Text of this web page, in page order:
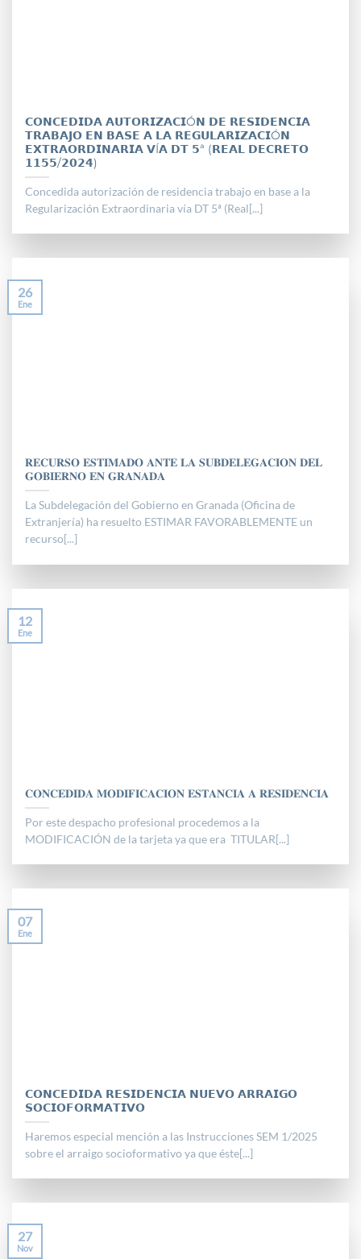
𝗖𝗢𝗡𝗖𝗘𝗗𝗜𝗗𝗔 𝗔𝗨𝗧𝗢𝗥𝗜𝗭𝗔𝗖𝗜Ó𝗡 𝗗𝗘 𝗥𝗘𝗦𝗜𝗗𝗘𝗡𝗖𝗜𝗔
𝗧𝗥𝗔𝗕𝗔𝗝𝗢 𝗘𝗡 𝗕𝗔𝗦𝗘 𝗔 𝗟𝗔 𝗥𝗘𝗚𝗨𝗟𝗔𝗥𝗜𝗭𝗔𝗖𝗜Ó𝗡
𝗘𝗫𝗧𝗥𝗔𝗢𝗥𝗗𝗜𝗡𝗔𝗥𝗜𝗔 𝗩Í𝗔 𝗗𝗧 𝟱ª (𝗥𝗘𝗔𝗟 𝗗𝗘𝗖𝗥𝗘𝗧𝗢
𝟭𝟭𝟱𝟱/𝟮𝟬𝟮𝟰)
Concedida autorización de residencia trabajo en base a la
Regularización Extraordinaria vía DT 5ª (Real[...]
𝐑𝐄𝐂𝐔𝐑𝐒𝐎 𝐄𝐒𝐓𝐈𝐌𝐀𝐃𝐎 𝐀𝐍𝐓𝐄 𝐋𝐀 𝐒𝐔𝐁𝐃𝐄𝐋𝐄𝐆𝐀𝐂𝐈𝐎𝐍 𝐃𝐄𝐋
𝐆𝐎𝐁𝐈𝐄𝐑𝐍𝐎 𝐄𝐍 𝐆𝐑𝐀𝐍𝐀𝐃𝐀
La Subdelegación del Gobierno en Granada (Oficina de
Extranjería) ha resuelto ESTIMAR FAVORABLEMENTE un
recurso[...]
26
Ene
𝐂𝐎𝐍𝐂𝐄𝐃𝐈𝐃𝐀 𝐌𝐎𝐃𝐈𝐅𝐈𝐂𝐀𝐂𝐈𝐎𝐍 𝐄𝐒𝐓𝐀𝐍𝐂𝐈𝐀 𝐀 𝐑𝐄𝐒𝐈𝐃𝐄𝐍𝐂𝐈𝐀
Por este despacho profesional procedemos a la
MODIFICACIÓN de la tarjeta ya que era TITULAR[...]
12
Ene
𝗖𝗢𝗡𝗖𝗘𝗗𝗜𝗗𝗔 𝗥𝗘𝗦𝗜𝗗𝗘𝗡𝗖𝗜𝗔 𝗡𝗨𝗘𝗩𝗢 𝗔𝗥𝗥𝗔𝗜𝗚𝗢
𝗦𝗢𝗖𝗜𝗢𝗙𝗢𝗥𝗠𝗔𝗧𝗜𝗩𝗢
Haremos especial mención a las Instrucciones SEM 1/2025
sobre el arraigo socioformativo ya que éste[...]
07
Ene
27
Nov